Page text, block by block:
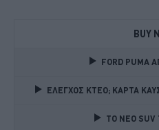
BUY
FORD PUMA
ΕΛΕΓΧΟΣ ΚΤΕΟ; ΚΑΡΤΑ
TO NEO